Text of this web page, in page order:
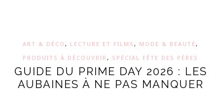
ART & DÉCO , LECTURE ET FILMS , MODE & BEAUTÉ,
PRODUITS À DÉCOUVRIR , SPÉCIAL FÊTE DES PÈRES
GUIDE DU PRIME DAY 2026 : LES
AUBAINES À NE PAS MANQUER